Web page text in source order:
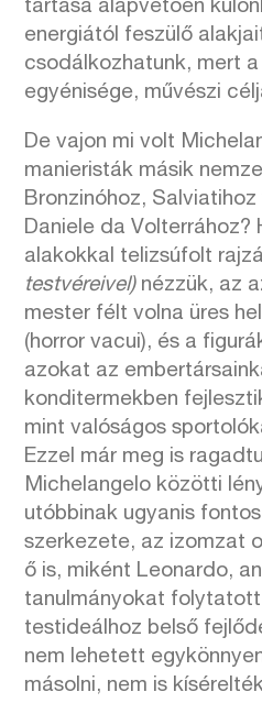
tartása alapvetően
energiától feszülő
csodálkozhatunk, mert
egyénisége, művészi
De vajon mi volt
manieristák másik
Bronzinóhoz,
Daniele da Volterrához?
alakokkal telizsúfolt
testvéreivel)nézzük, az
mester félt volna üres
(horror vacui), és a
azokat az
konditermekben
mint valóságos
Ezzel már meg is
Michelangelo közötti
utóbbinak ugyanis
szerkezete, az izomzat
ő is, miként Leonardo,
tanulmányokat
testideálhoz belső
nem lehetett
másolni, nem is